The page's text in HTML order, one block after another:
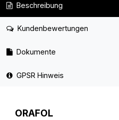
Beschreibung
Kundenbewertungen
Dokumente
GPSR Hinweis
ORAFOL